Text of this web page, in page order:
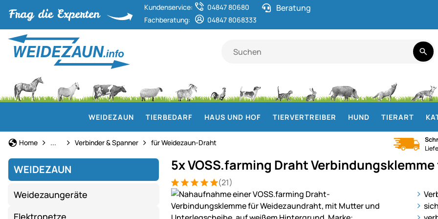
Kundenservice:
04847 80680
Fachberatung:
04847 8068333
Beratung
WEIDEZAUN TIERBEDARF HAUS UND HOF TIERVERTREIBER HUND TIERART
Home Weidezaun
... Verbinder & Spanner für Weidezaun-Draht
WEIDEZAUN
Weidezaungeräte
Elektronetze
5x VOSS.farming Draht
Bewertung: 5 von 5 (21 Bewertungen)
21 Bewertungen
(21)
Produktgalerie